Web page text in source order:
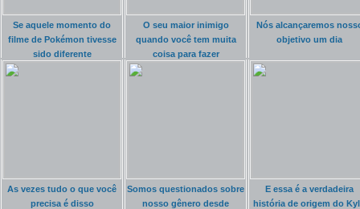
Se aquele momento do
filme de Pokémon tivesse
sido diferente
O seu maior inimigo
quando você tem muita
coisa para fazer
Nós alcançaremos
objetivo um dia
As vezes tudo o que você
precisa é disso
Somos questionados sobre
nosso gênero desde
E essa é a verdadeira
história de origem do